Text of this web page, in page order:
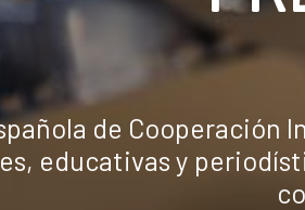
de Cooperación
educativas y